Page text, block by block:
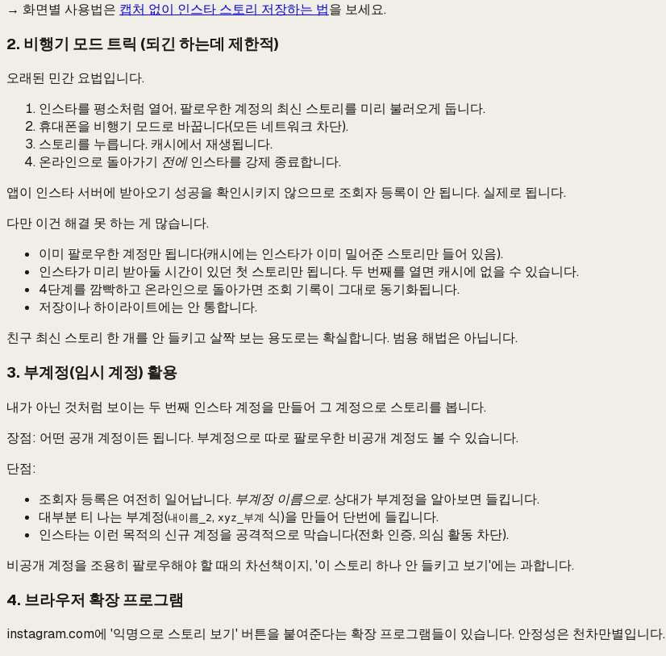
→ 화면별 사용법은 캡처 없이 인스타 스토리 저장하는 법을 보세요.
2. 비행기 모드 트릭 (되긴 하는데 제한적)
오래된 민간 요법입니다.
인스타를 평소처럼 열어, 팔로우한 계정의 최신 스토리를 미리 불러오게 둡니다.
휴대폰을 비행기 모드로 바꿉니다(모든 네트워크 차단).
스토리를 누릅니다. 캐시에서 재생됩니다.
온라인으로 돌아가기 전에인스타를 강제 종료합니다.
앱이 인스타 서버에 받아오기 성공을 확인시키지 않으므로 조회자 등록이 안 됩니다. 실제로 됩니다.
다만 이건 해결 못 하는 게 많습니다.
이미 팔로우한 계정만 됩니다(캐시에는 인스타가 이미 밀어준 스토리만 들어 있음).
인스타가 미리 받아둘 시간이 있던 첫 스토리만 됩니다. 두 번째를 열면 캐시에 없을 수 있습니다.
4단계를 깜빡하고 온라인으로 돌아가면 조회 기록이 그대로 동기화됩니다.
저장이나 하이라이트에는 안 통합니다.
친구 최신 스토리 한 개를 안 들키고 살짝 보는 용도로는 확실합니다. 범용 해법은 아닙니다.
3. 부계정(임시 계정) 활용
내가 아닌 것처럼 보이는 두 번째 인스타 계정을 만들어 그 계정으로 스토리를 봅니다.
장점: 어떤 공개 계정이든 됩니다. 부계정으로 따로 팔로우한 비공개 계정도 볼 수 있습니다.
단점:
조회자 등록은 여전히 일어납니다. 부계정 이름으로.상대가 부계정을 알아보면 들킵니다.
대부분 티 나는 부계정(내이름_2, xyz_부계 식)을 만들어 단번에 들킵니다.
인스타는 이런 목적의 신규 계정을 공격적으로 막습니다(전화 인증, 의심 활동 차단).
비공개 계정을 조용히 팔로우해야 할 때의 차선책이지, '이 스토리 하나 안 들키고 보기'에는 과합니다.
4. 브라우저 확장 프로그램
instagram.com에 '익명으로 스토리 보기' 버튼을 붙여준다는 확장 프로그램들이 있습니다. 안정성은 천차만별입니다.